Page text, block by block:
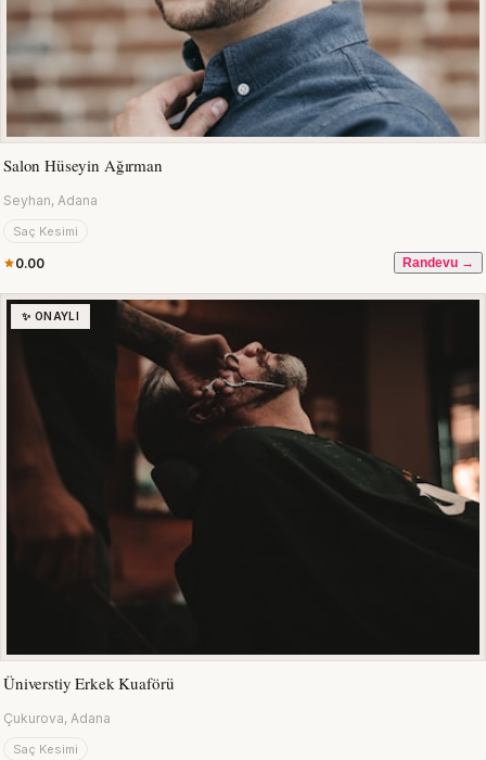
Salon Hüseyin Ağırman
Seyhan, Adana
Saç Kesimi
0.00 Randevu →
✨ ONAYLI
Üniverstiy Erkek Kuaförü
Çukurova, Adana
Saç Kesimi